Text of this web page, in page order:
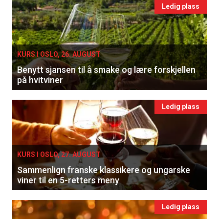
Ledig plass
KURS I OSLO, 26. AUGUST
Benytt sjansen til å smake og lære forskjellen
på hvitviner
Ledig plass
KURS I OSLO, 27. AUGUST
Sammenlign franske klassikere og ungarske
viner til en 5-retters meny
Ledig plass